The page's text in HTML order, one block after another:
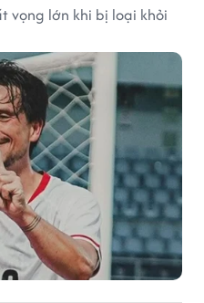
vọng lớn khi bị loại khỏi